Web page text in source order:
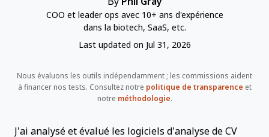
COO et leader ops avec 10+ ans d'expérience
dans la biotech, SaaS, etc.
Last updated on Jul 31, 2026
Nous évaluons les outils indépendamment ; les commissions aident
à financer nos tests. Consultez notre politique de transparence et
notre méthodologie.
J’ai analysé et évalué les logiciels d’analyse de CV